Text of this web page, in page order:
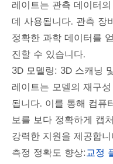
레이트는 관측 데이터
데 사용됩니다. 관측 장
정확한 과학 데이터를
진할 수 있습니다.
3D 모델링: 3D 스캐닝
레이트는 모델의 재구
됩니다. 이를 통해 컴퓨
보를 보다 정확하게 캡
강력한 지원을 제공합
측정 정확도 향상:교정